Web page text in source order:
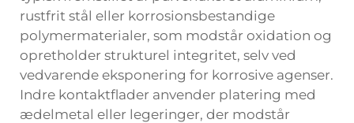
rustfrit stål eller korrosionsbestandige
polymermaterialer, som modstår oxidation og
opretholder strukturel integritet, selv ved
vedvarende eksponering for korrosive agenser.
Indre kontaktflader anvender platering med
ædelmetal eller legeringer, der modstår